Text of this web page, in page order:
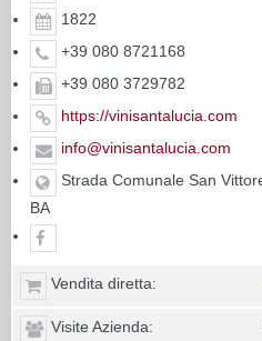
1822
+39 080 8721168
+39 080 3729782
https://vinisantalucia.com
info@vinisantalucia.com
Strada Comunale San
BA
Vendita diretta:
Visite Azienda: